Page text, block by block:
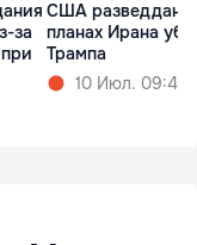
за
США
планах Ирана
Трампа
10 Июл. 09:42